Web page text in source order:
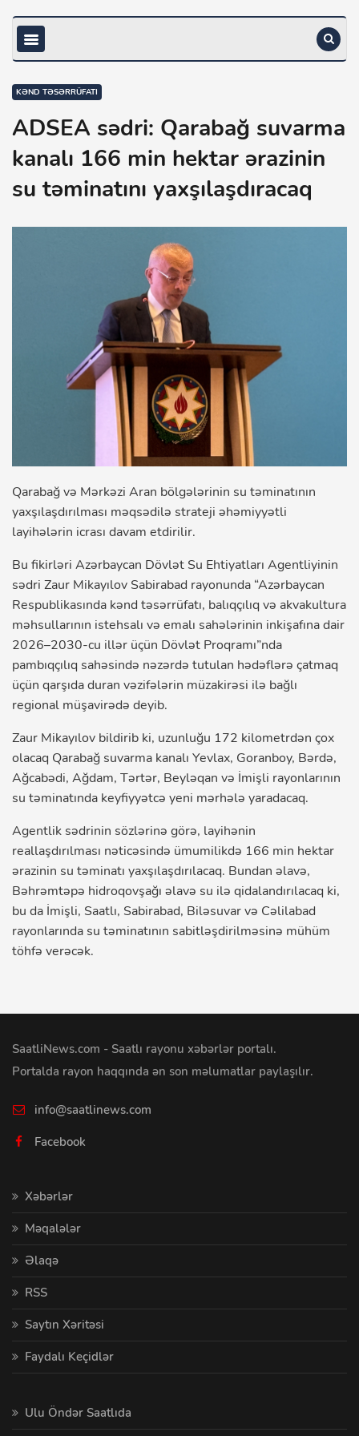
KƏND TƏSƏRRÜFATI
ADSEA sədri: Qarabağ suvarma
kanalı 166 min hektar ərazinin
su təminatını yaxşılaşdıracaq
Qarabağ və Mərkəzi Aran bölgələrinin su təminatının
yaxşılaşdırılması məqsədilə strateji əhəmiyyətli
layihələrin icrası davam etdirilir.
Bu fikirləri Azərbaycan Dövlət Su Ehtiyatları Agentliyinin
sədri Zaur Mikayılov Sabirabad rayonunda “Azərbaycan
Respublikasında kənd təsərrüfatı, balıqçılıq və akvakultura
məhsullarının istehsalı və emalı sahələrinin inkişafına dair
2026–2030-cu illər üçün Dövlət Proqramı”nda
pambıqçılıq sahəsində nəzərdə tutulan hədəflərə çatmaq
üçün qarşıda duran vəzifələrin müzakirəsi ilə bağlı
regional müşavirədə deyib.
Zaur Mikayılov bildirib ki, uzunluğu 172 kilometrdən çox
olacaq Qarabağ suvarma kanalı Yevlax, Goranboy, Bərdə,
Ağcabədi, Ağdam, Tərtər, Beyləqan və İmişli rayonlarının
su təminatında keyfiyyətcə yeni mərhələ yaradacaq.
Agentlik sədrinin sözlərinə görə, layihənin
reallaşdırılması nəticəsində ümumilikdə 166 min hektar
ərazinin su təminatı yaxşılaşdırılacaq. Bundan əlavə,
Bəhrəmtəpə hidroqovşağı əlavə su ilə qidalandırılacaq ki,
bu da İmişli, Saatlı, Sabirabad, Biləsuvar və Cəlilabad
rayonlarında su təminatının sabitləşdirilməsinə mühüm
töhfə verəcək.
SaatliNews.com - Saatlı rayonu xəbərlər portalı.
Portalda rayon haqqında ən son məlumatlar paylaşılır.
info@saatlinews.com
Facebook
Xəbərlər
Məqalələr
Əlaqə
RSS
Saytın Xəritəsi
Faydalı Keçidlər
Ulu Öndər Saatlıda